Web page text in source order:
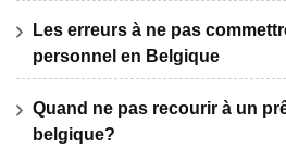
Les erreurs à ne pas
personnel en Belgique
Quand ne pas recourir à un
belgique?